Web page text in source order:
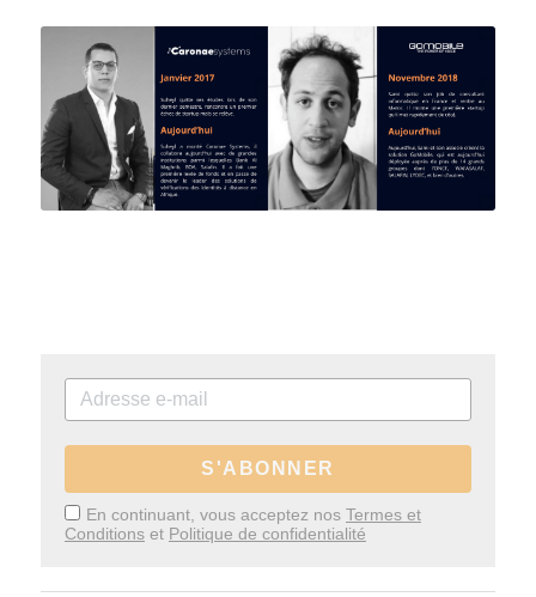
S'ABONNER
En continuant, vous acceptez nos Termes et
Conditions et Politique de confidentialité